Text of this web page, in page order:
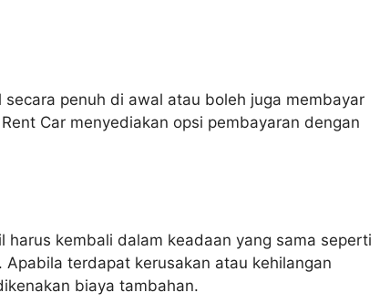
penuh di awal atau boleh juga membayar
Car menyediakan opsi pembayaran dengan
harus kembali dalam keadaan yang sama seperti
terdapat kerusakan atau kehilangan
biaya tambahan.